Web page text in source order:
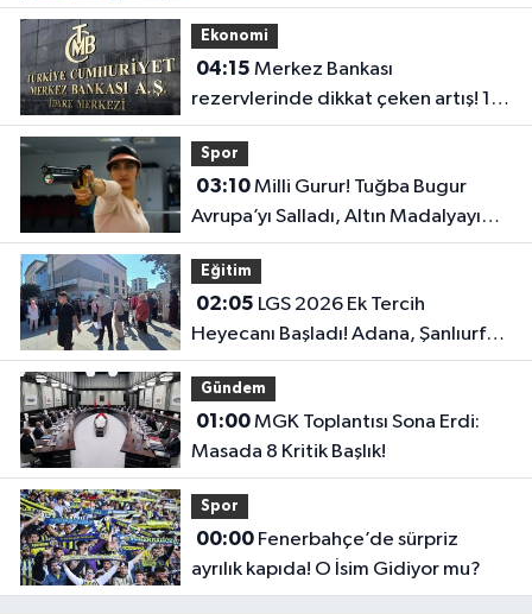
Futbolcu İlk Antrenmanına Çıktı..
Ekonomi
04:15
rezervlerinde dikkat çeken artış! 1
haftada 1,8 milyar dolar yükseldi..
Spor
03:10Milli Gurur! Tuğba Bugur
Avrupa’yı Salladı, Altın Madalyayı
Türkiye’ye Getirdi..
Eğitim
02:05
Heyecanı Başladı! Adana, Şanlıurfa
ve Gaziantep Lise Taban Puanları..
Gündem
01:00MGK Toplantısı Sona Erdi:
Masada 8 Kritik Başlık!
Spor
00:00Fenerbahçe’de sürpriz
ayrılık kapıda! O İsim Gidiyor mu?